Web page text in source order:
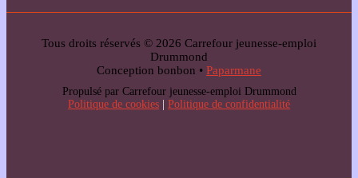
Tous droits réservés © 2026 Carrefour jeunesse-emploi
Drummond
Conception bonbon • Paparmane
Propulsé par Carrefour jeunesse-emploi Drummond
Politique de cookies | Politique de confidentialité